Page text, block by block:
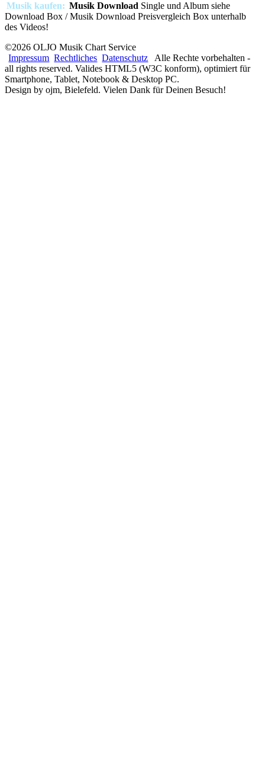
Musik kaufen: Musik Download Single und Album siehe
Download Box / Musik Download Preisvergleich Box unterhalb
des Videos!
©2026 OLJO Musik Chart Service
Impressum Rechtliches Datenschutz
Alle Rechte vorbehalten -
all rights reserved. Valides HTML5 (W3C konform), optimiert für
Smartphone, Tablet, Notebook & Desktop PC.
Design by ojm, Bielefeld. Vielen Dank für Deinen Besuch!